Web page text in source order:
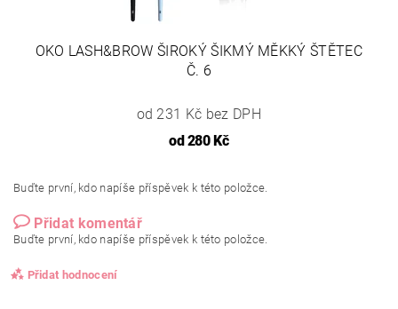
OKO LASH&BROW ŠIROKÝ ŠIKMÝ MĚKKÝ ŠTĚTEC
Č. 6
od 231 Kč bez DPH
od280 Kč
Buďte první, kdo napíše příspěvek k této položce.
Přidat komentář
Buďte první, kdo napíše příspěvek k této položce.
Přidat hodnocení